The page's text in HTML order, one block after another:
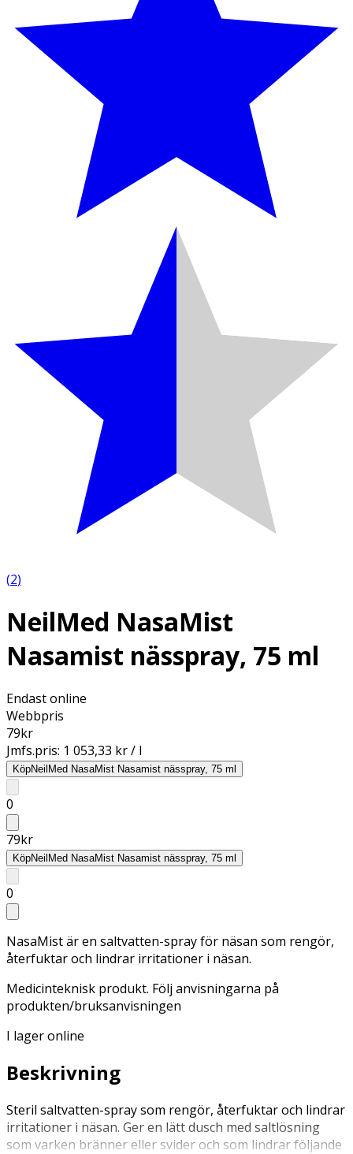
(2)
NeilMed NasaMist
Nasamist nässpray, 75 ml
Endast online
Webbpris
79kr
Jmfs.pris: 1 053,33 kr / l
KöpNeilMed NasaMist Nasamist nässpray, 75 ml
0
79kr
KöpNeilMed NasaMist Nasamist nässpray, 75 ml
0
NasaMist är en saltvatten-spray för näsan som rengör,
återfuktar och lindrar irritationer i näsan.
Medicinteknisk produkt. Följ anvisningarna på
produkten/bruksanvisningen
I lager online
Beskrivning
Steril saltvatten-spray som rengör, återfuktar och lindrar
irritationer i näsan. Ger en lätt dusch med saltlösning
som varken bränner eller svider och som lindrar följande